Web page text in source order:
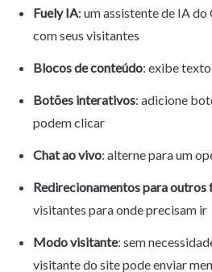
Fuely IA: um assistente de IA
com seus visitantes
Blocos de conteúdo: exibe
Botões interativos: adicione
podem clicar
Chat ao vivo: alterne para um
Redirecionamentos para outros
visitantes para onde precisam ir
Modo visitante: sem
visitante do site pode enviar